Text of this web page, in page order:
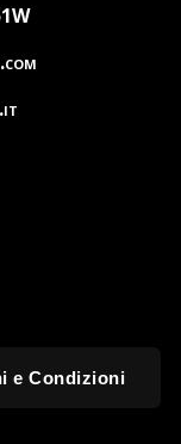
e Condizioni